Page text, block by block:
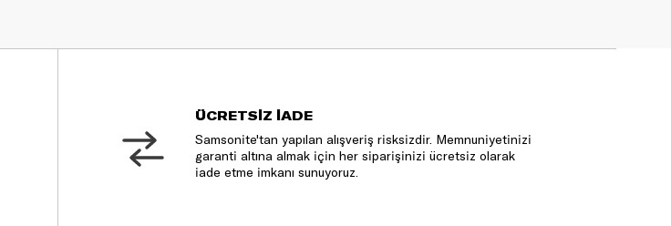
ÜCRETSİZ İADE
Samsonite'tan yapılan alışveriş risksizdir. Memnuniyetinizi
garanti altına almak için her siparişinizi ücretsiz olarak
iade etme imkanı sunuyoruz.